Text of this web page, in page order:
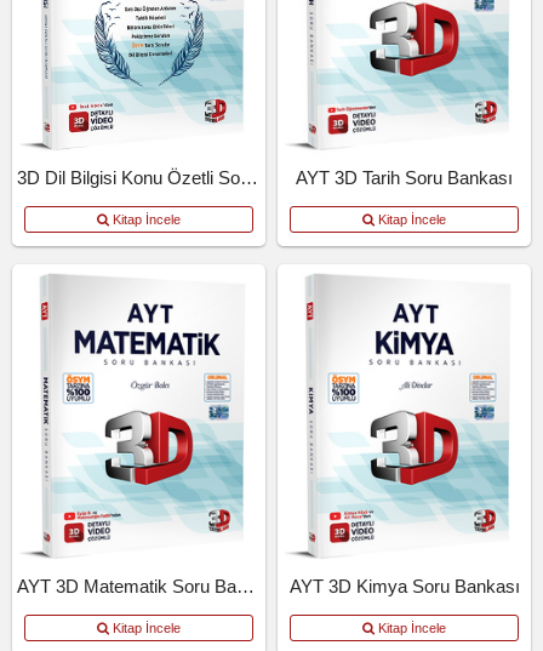
3D Dil Bilgisi Konu Özetli Soru Bankası
Kitap İncele
AYT 3D Tarih Soru Bankası
Kitap İncele
AYT 3D Matematik Soru Bankası
Kitap İncele
AYT 3D Kimya Soru Bankası
Kitap İncele